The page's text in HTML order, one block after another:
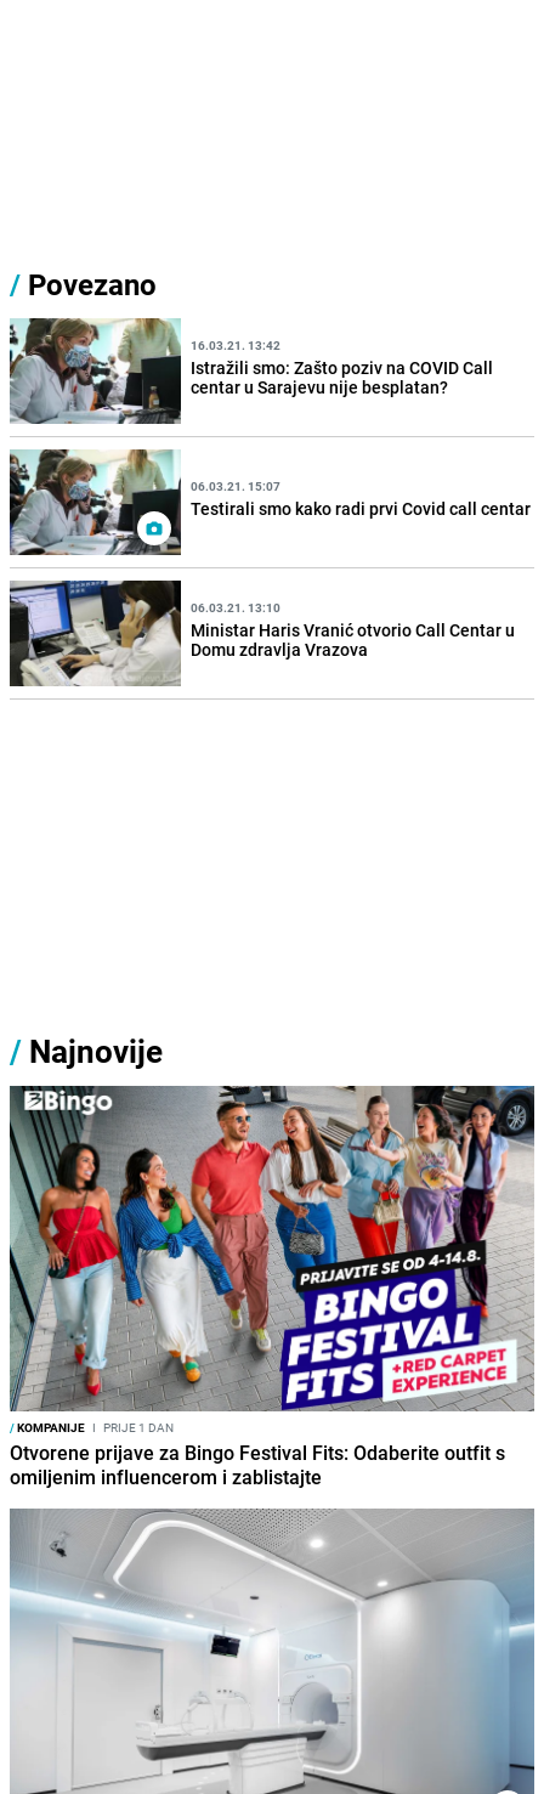
/ Povezano
16.03.21. 13:42
Istražili smo: Zašto poziv na COVID Call
centar u Sarajevu nije besplatan?
06.03.21. 15:07
Testirali smo kako radi prvi Covid call centar
06.03.21. 13:10
Ministar Haris Vranić otvorio Call Centar u
Domu zdravlja Vrazova
/ Najnovije
/KOMPANIJE I PRIJE 1 DAN
Otvorene prijave za Bingo Festival Fits: Odaberite outfit s
omiljenim influencerom i zablistajte